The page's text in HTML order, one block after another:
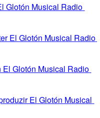
Glotón Musical Radio
El Glotón Musical Radio
El Glotón Musical Radio
El Glotón Musical